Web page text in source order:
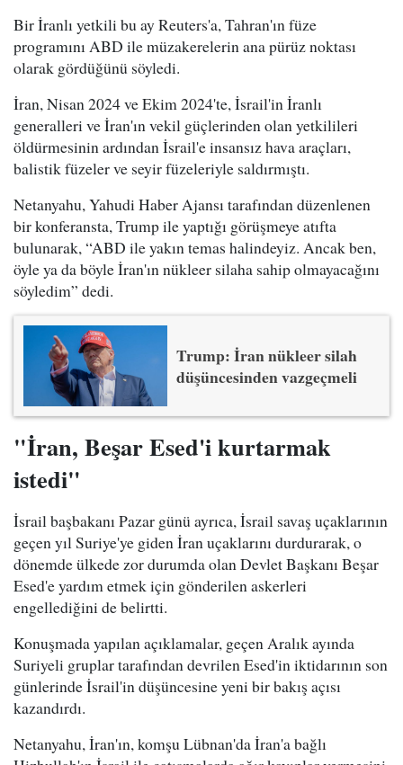
Bir İranlı yetkili bu ay Reuters'a, Tahran'ın füze
programını ABD ile müzakerelerin ana pürüz noktası
olarak gördüğünü söyledi.
İran, Nisan 2024 ve Ekim 2024'te, İsrail'in İranlı
generalleri ve İran'ın vekil güçlerinden olan yetkilileri
öldürmesinin ardından İsrail'e insansız hava araçları,
balistik füzeler ve seyir füzeleriyle saldırmıştı.
Netanyahu, Yahudi Haber Ajansı tarafından düzenlenen
bir konferansta, Trump ile yaptığı görüşmeye atıfta
bulunarak, “ABD ile yakın temas halindeyiz. Ancak ben,
öyle ya da böyle İran'ın nükleer silaha sahip olmayacağını
söyledim” dedi.
Trump: İran nükleer silah
düşüncesinden vazgeçmeli
"İran, Beşar Esed'i kurtarmak
istedi"
İsrail başbakanı Pazar günü ayrıca, İsrail savaş uçaklarının
geçen yıl Suriye'ye giden İran uçaklarını durdurarak, o
dönemde ülkede zor durumda olan Devlet Başkanı Beşar
Esed'e yardım etmek için gönderilen askerleri
engellediğini de belirtti.
Konuşmada yapılan açıklamalar, geçen Aralık ayında
Suriyeli gruplar tarafından devrilen Esed'in iktidarının son
günlerinde İsrail'in düşüncesine yeni bir bakış açısı
kazandırdı.
Netanyahu, İran'ın, komşu Lübnan'da İran'a bağlı